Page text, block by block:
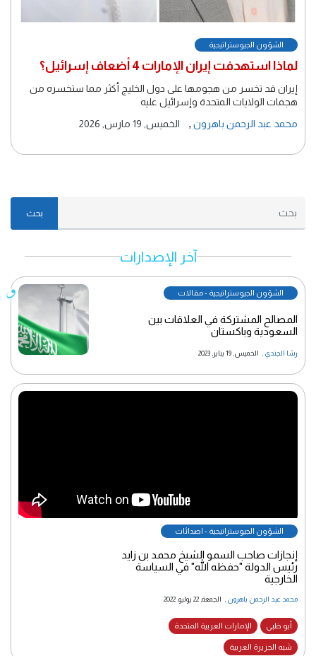
الشؤون الجيوستراتيجية
لماذا استهدفت إيران الإمارات 4 أضعاف إسرائيل؟
إيران قد تخسر من هجومها على دول الخليج أكثر مما ستخسره من
هجمات الولايات المتحدة وإسرائيل عليه
محمد عبد الرحمن باهرون , الخميس, 19 مارس, 2026
بحث
آخر الإصدارات
الشؤون الجيوستراتيجية - مقالات
المصالح المشتركة في العلاقات بين
السعودية وباكستان
رشا الجندي الخميس, 19 يناير, 2023
الشؤون الجيوستراتيجية - اصدائات
إنجازات صاحب السمو الشيخ محمد بن زايد
رئيس الدولة "حفظه الله" في السياسة
الخارجية
محمد عبد الرحمن باهرون الجمعة, 22 يوليو, 2022
أبو ظبي الإمارات العربية المتحدة
شبه الجزيرة العربية